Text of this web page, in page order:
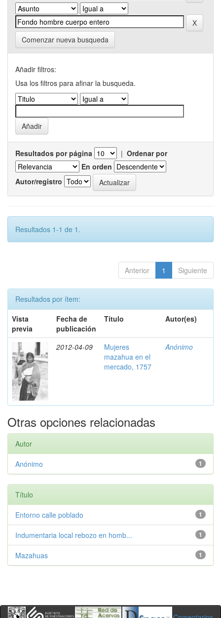
Comenzar nueva busqueda
Añadir filtros:
Usa los filtros para afinar la busqueda.
Resultados por página | Ordenar por
En orden
Autor/registro
Resultados 1-1 de 1.
Anterior 1 Siguiente
Resultados por ítem:
Vista
previa
Fecha de
publicación
Título Autor(es)
2012-04-09
Mujeres
mazahua en el
mercado, 1757
Anónimo
Otras opciones relacionadas
Autor
1
Anónimo
Título
1
Entorno calle poblado
1
Indumentaria local rebozo en homb...
1
Mazahuas